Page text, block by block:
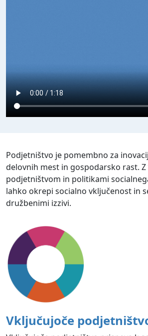
Podjetništvo je pomembno za
delovnih mest in gospodarsko rast.
podjetništvom in politikami
lahko okrepi socialno vključenost in
družbenimi izzivi.
Vključujoče